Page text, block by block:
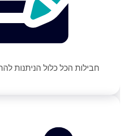
חבילות הכל כלול הניתנות